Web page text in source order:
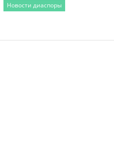
Новости диаспоры